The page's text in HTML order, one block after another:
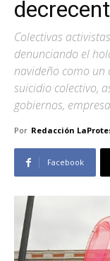
Colectivas
denunciando el
navideño como un
suicidio colectivo,
gobiernos,
Por Redacción
Facebook